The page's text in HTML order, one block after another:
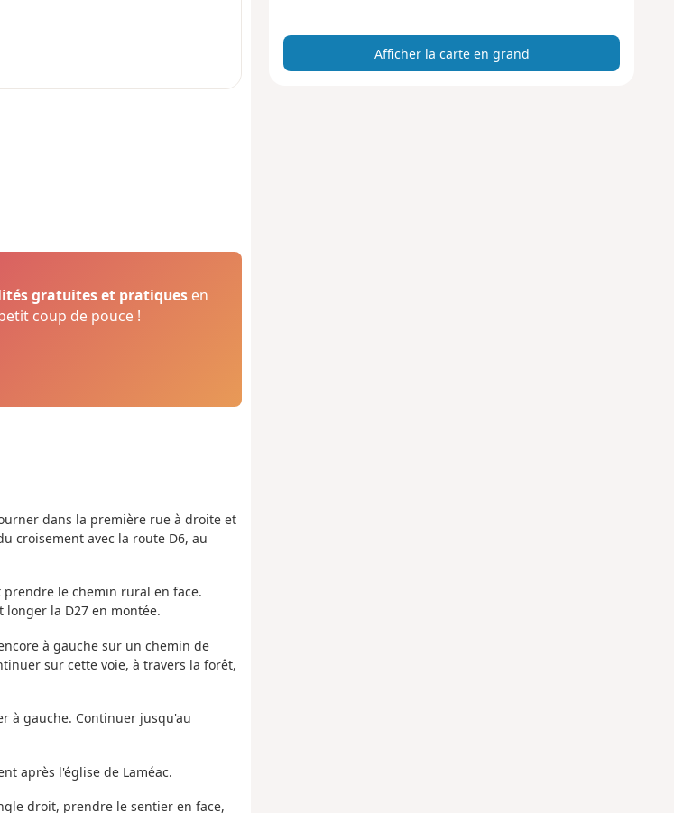
gratuites et pratiques en
coup de pouce !
dans la première rue à droite et
croisement avec la route D6, au
le chemin rural en face.
longer la D27 en montée.
à gauche sur un chemin de
sur cette voie, à travers la forêt,
à gauche. Continuer jusqu'au
après l'église de Laméac.
droit, prendre le sentier en face,
r
t
e
Afficher la carte en grand